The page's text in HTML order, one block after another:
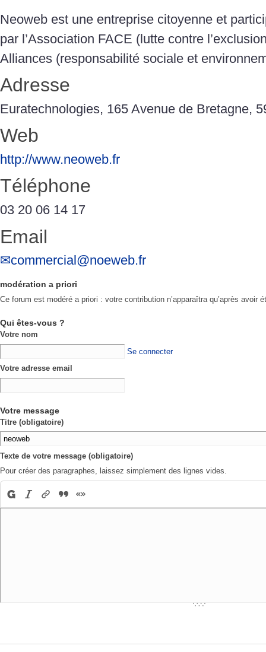
Neoweb est une entreprise citoyenne et
par l’Association FACE (lutte contre
Alliances (responsabilité sociale et
Adresse
Euratechnologies, 165 Avenue de Bretagne,
Web
http://www.neoweb.fr
Téléphone
03 20 06 14 17
Email
commercial@noeweb.fr
modération a priori
Ce forum est modéré a priori : votre contribution n’apparaîtra qu’après avoir
Qui êtes-vous ?
Votre nom
Se connecter
Votre adresse email
Votre message
Titre (obligatoire)
Texte de votre message (obligatoire)
Pour créer des paragraphes, laissez simplement des lignes vides.